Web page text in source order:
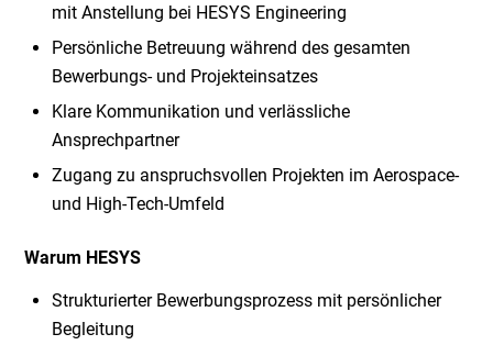
mit Anstellung bei HESYS Engineering
Persönliche Betreuung während des gesamten
Bewerbungs- und Projekteinsatzes
Klare Kommunikation und verlässliche
Ansprechpartner
Zugang zu anspruchsvollen Projekten im Aerospace-
und High-Tech-Umfeld
Warum HESYS
Strukturierter Bewerbungsprozess mit persönlicher
Begleitung